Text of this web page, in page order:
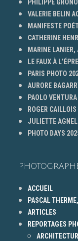
PHILIPPE
VALERIE BELIN
MANIFESTE
CATHERINE
MARINE
LE FAUX À
PARIS PHOTO
AURORE
PAOLO VENTURA
ROGER CAILLOIS
JULIETTE
PHOTO DAYS
ACCUEIL
PASCAL
ARTICLES
REPORTAGES